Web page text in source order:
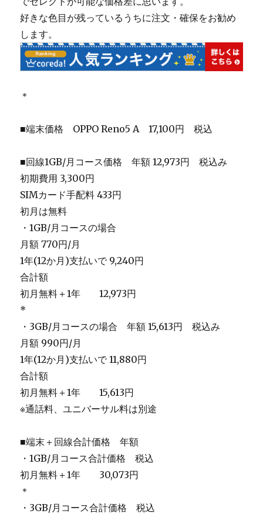
好きな色目が残っているうちに注文・確保をお勧め
します。
＊
■端末価格 OPPO Reno5 A 17,100円 税込
■回線1GB/月コース価格 年額 12,973円 税込み
初期費用 3,300円
SIMカード手配料 433円
初月は無料
・1GB/月コースの場合
月額 770円/月
1年(12か月)支払いで 9,240円
合計額
初月無料＋1年 12,973円
*
・3GB/月コースの場合 年額 15,613円 税込み
月額 990円/月
1年(12か月)支払いで 11,880円
合計額
初月無料＋1年 15,613円
※通話料、ユニバーサル料は別途
■端末＋回線合計価格 年額
・1GB/月コース合計価格 税込
初月無料＋1年 30,073円
＊
・3GB/月コース合計価格 税込